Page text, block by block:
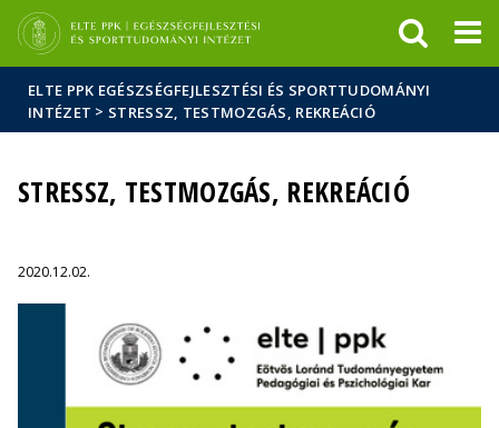
Hírek
Események
ELTE a
sajtóban
ELTE PPK EGÉSZSÉGFEJLESZTÉSI ÉS SPORTTUDOMÁNYI
INTÉZET > STRESSZ, TESTMOZGÁS, REKREÁCIÓ
STRESSZ, TESTMOZGÁS, REKREÁCIÓ
2020.12.02.